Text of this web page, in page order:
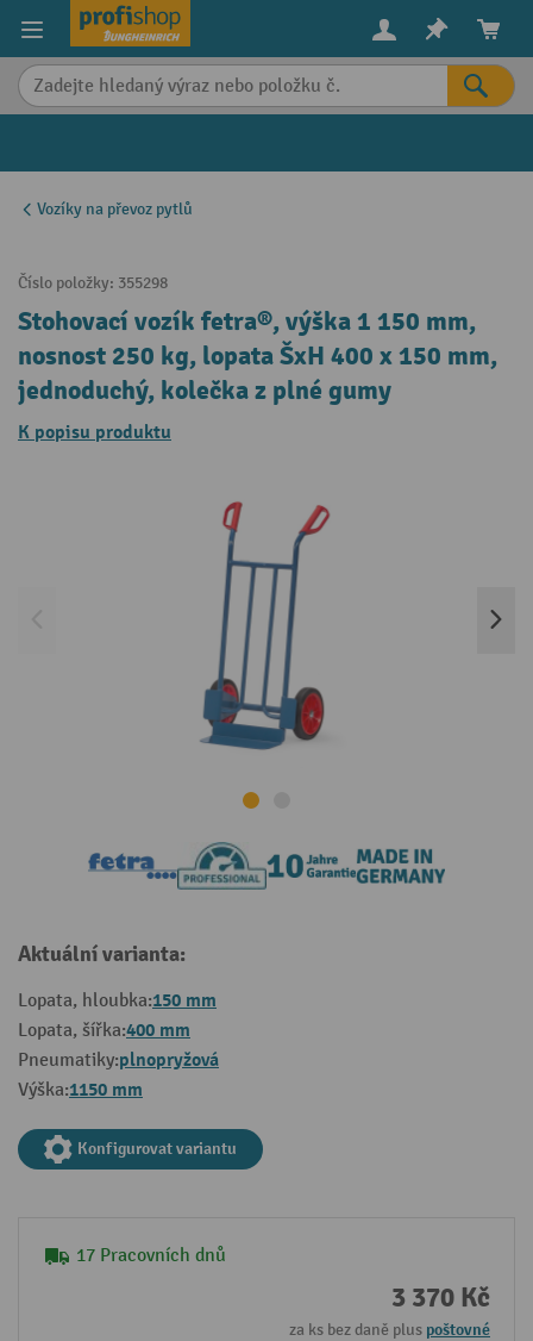
content
Vozíky na převoz pytlů
Číslo položky: 355298
Stohovací vozík fetra®, výška 1 150 mm,
nosnost 250 kg, lopata ŠxH 400 x 150 mm,
jednoduchý, kolečka z plné gumy
K popisu produktu
Aktuální varianta:
Lopata, hloubka:150 mm
Lopata, šířka:400 mm
Pneumatiky:plnopryžová
Výška:1150 mm
Konfigurovat variantu
17 Pracovních dnů
3 370 Kč
za ks bez daně plus poštovné